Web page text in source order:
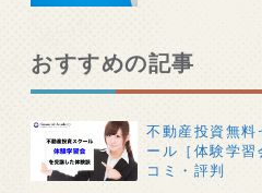
おすすめの記事
不動産投資無料
ール［体験学習
コミ・評判